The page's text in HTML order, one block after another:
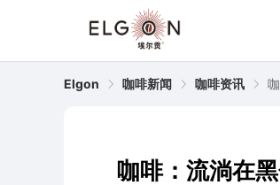
Elgon 咖啡新闻 咖啡资讯
咖啡：流淌在